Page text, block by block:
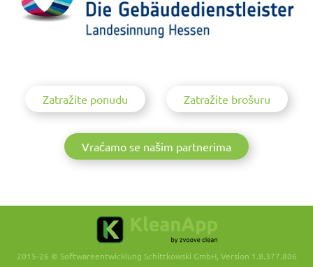
Zatražite ponudu Zatražite brošuru
Vraćamo se našim partnerima
2015-26 © Softwareentwicklung Schittkowski GmbH, Version 1.8.377.806